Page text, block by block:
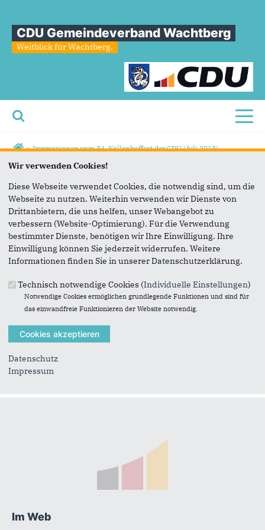
CDU Gemeindeverband Wachtberg
Weitblick für Wachtberg.
Sie sind hier
» Impressionen vom 34. Köllenhoffest der CDU (Juli 2013)
Impressionen vom
derCDU(Juli2013)
Originales Bild downloaden
« Zurück zur Galerie
Element 4 von 21
Im Web
Wir verwenden Cookies!
Diese Webseite verwendet Cookies, die notwendig sind, um die
Webseite zu nutzen. Weiterhin verwenden wir Dienste von
Drittanbietern, die uns helfen, unser Webangebot zu
verbessern (Website-Optimierung). Für die Verwendung
bestimmter Dienste, benötigen wir Ihre Einwilligung. Ihre
Einwilligung können Sie jederzeit widerrufen. Weitere
Informationen finden Sie in unserer Datenschutzerklärung.
Technisch notwendige Cookies (Individuelle Einstellungen)
Notwendige Cookies ermöglichen grundlegende Funktionen und sind für
das einwandfreie Funktionieren der Website notwendig.
Datenschutz
Impressum